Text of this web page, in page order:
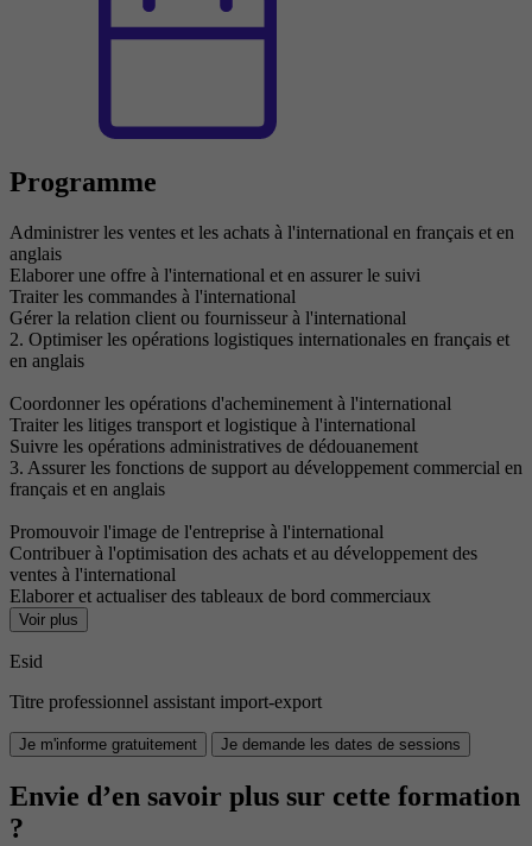
Programme
Administrer les ventes et les achats à l'international en français et en
anglais
Elaborer une offre à l'international et en assurer le suivi
Traiter les commandes à l'international
Gérer la relation client ou fournisseur à l'international
2. Optimiser les opérations logistiques internationales en français et
en anglais
Coordonner les opérations d'acheminement à l'international
Traiter les litiges transport et logistique à l'international
Suivre les opérations administratives de dédouanement
3. Assurer les fonctions de support au développement commercial en
français et en anglais
Promouvoir l'image de l'entreprise à l'international
Contribuer à l'optimisation des achats et au développement des
ventes à l'international
Elaborer et actualiser des tableaux de bord commerciaux
Voir plus
Esid
Titre professionnel assistant import-export
Je m'informe gratuitement Je demande les dates de sessions
Envie d’en savoir plus sur cette formation
?